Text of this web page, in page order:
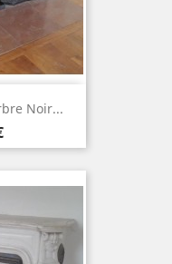
Noir...